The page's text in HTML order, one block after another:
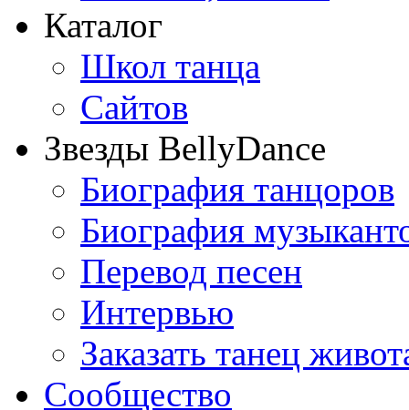
Каталог
Школ танца
Сайтов
Звезды BellyDance
Биография танцоров
Биография
Перевод песен
Интервью
Заказать танец
Сообщество